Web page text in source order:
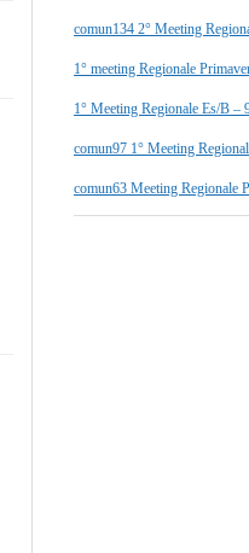
comun134 2° Meeting
1° meeting Regionale
1° Meeting Regionale Es/B –
comun97 1° Meeting
comun63 Meeting Regionale